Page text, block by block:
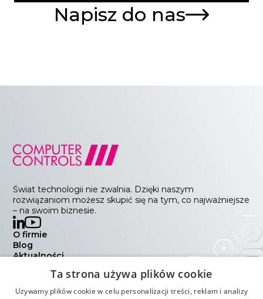
Napisz do nas
Świat technologii nie zwalnia. Dzięki naszym
rozwiązaniom możesz skupić się na tym, co najważniejsze
– na swoim biznesie.
O firmie
Blog
Aktualności
Polityka prywatności
Ta strona używa plików cookie
Używamy plików cookie w celu personalizacji treści, reklam i analizy